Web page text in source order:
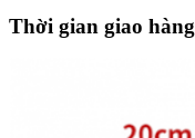
Thời gian giao hàng